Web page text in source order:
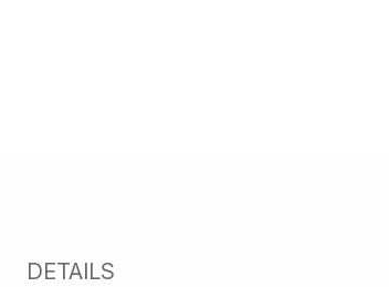
DETAILS